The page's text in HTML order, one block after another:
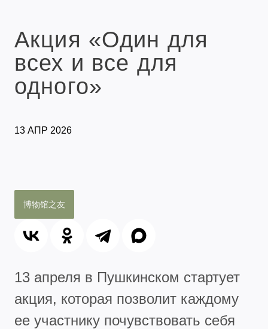
Акция «Один для
всех и все для
одного»
13 АПР 2026
博物馆之友
13 апреля в Пушкинском стартует
акция, которая позволит каждому
ее участнику почувствовать себя